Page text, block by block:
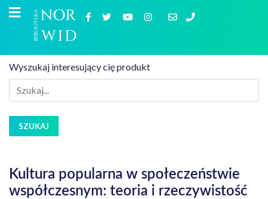
Wyszukaj interesujący cię produkt
SZUKAJ
Kultura popularna w społeczeństwie
współczesnym: teoria i rzeczywistość